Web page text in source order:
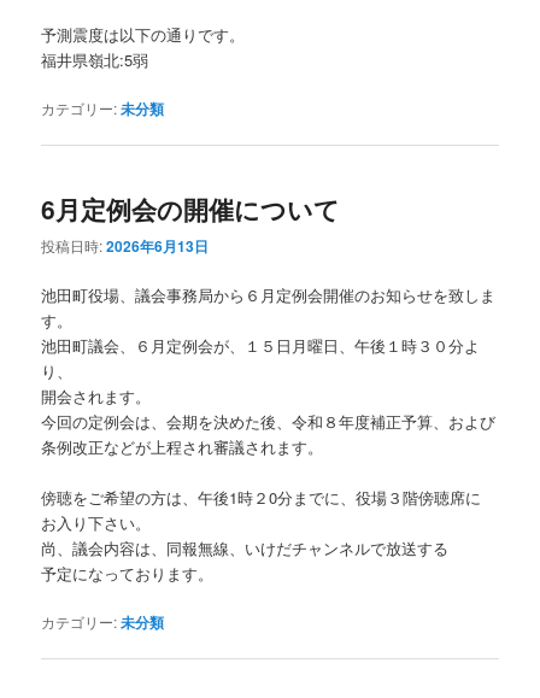
予測震度は以下の通りです。
福井県嶺北:5弱
カテゴリー:未分類
6月定例会の開催について
投稿日時:2026年6月13日
池田町役場、議会事務局から６月定例会開催のお知らせを致しま
す。
池田町議会、６月定例会が、１５日月曜日、午後１時３０分よ
り、
開会されます。
今回の定例会は、会期を決めた後、令和８年度補正予算、および
条例改正などが上程され審議されます。
傍聴をご希望の方は、午後1時２0分までに、役場３階傍聴席に
お入り下さい。
尚、議会内容は、同報無線、いけだチャンネルで放送する
予定になっております。
カテゴリー:未分類